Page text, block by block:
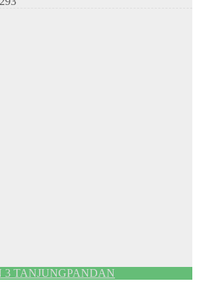
3 TANJUNGPANDAN